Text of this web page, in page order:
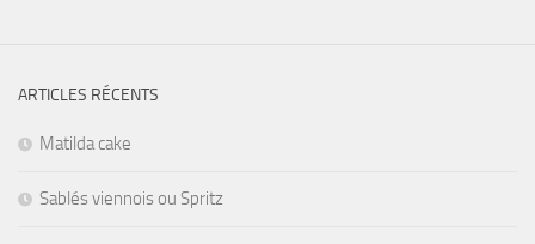
ARTICLES RÉCENTS
Matilda cake
Sablés viennois ou Spritz